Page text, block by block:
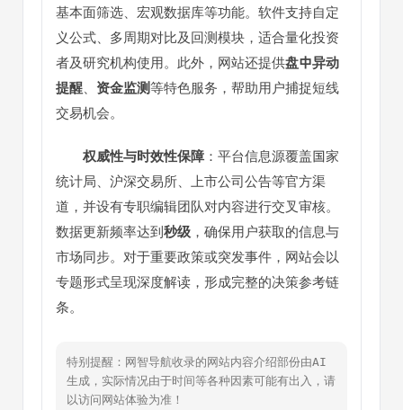
基本面筛选、宏观数据库等功能。软件支持自定
义公式、多周期对比及回测模块，适合量化投资
者及研究机构使用。此外，网站还提供盘中异动
提醒、 资金监测等特色服务，帮助用户捕捉短线
交易机会。
权威性与时效性保障 ：平台信息源覆盖国家
统计局、沪深交易所、上市公司公告等官方渠
道，并设有专职编辑团队对内容进行交叉审核。
数据更新频率达到秒级 ，确保用户获取的信息与
市场同步。对于重要政策或突发事件，网站会以
专题形式呈现深度解读，形成完整的决策参考链
条。
特别提醒：网智导航收录的网站内容介绍部份由AI
生成，实际情况由于时间等各种因素可能有出入，请
以访问网站体验为准！